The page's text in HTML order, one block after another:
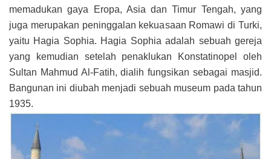
memadukan gaya Eropa, Asia dan Timur Tengah, yang
juga merupakan peninggalan kekuasaan Romawi di Turki,
yaitu Hagia Sophia. Hagia Sophia adalah sebuah gereja
yang kemudian setelah penaklukan Konstatinopel oleh
Sultan Mahmud Al-Fatih, dialih fungsikan sebagai masjid.
Bangunan ini diubah menjadi sebuah museum pada tahun
1935.